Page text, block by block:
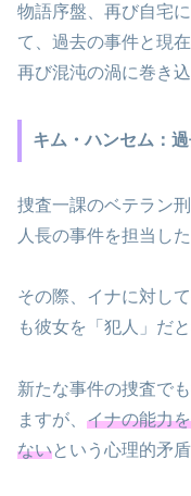
物語序盤、再び自宅
て、過去の事件と現
再び混沌の渦に巻き込
キム・ハンセム：
捜査一課のベテラン
人長の事件を担当した
その際、イナに対し
も彼女を「犯人」だ
新たな事件の捜査で
ますが、 イナの能力
ないという心理的矛